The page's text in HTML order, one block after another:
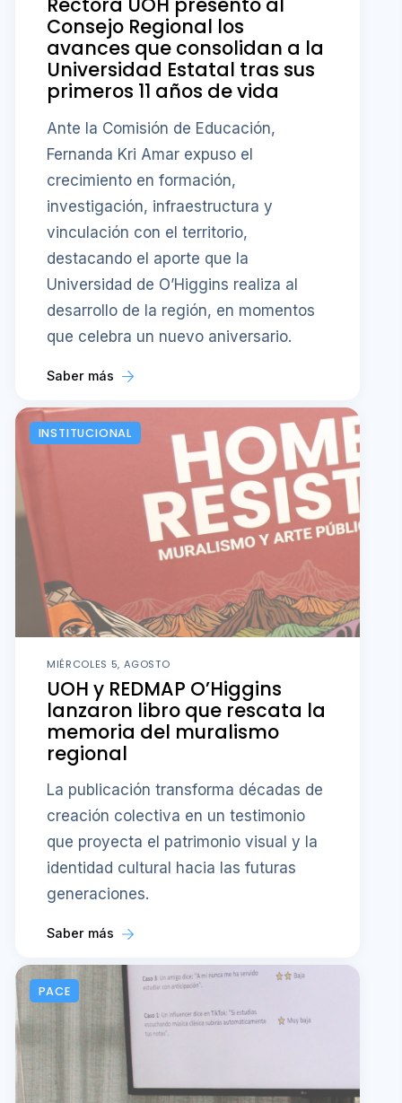
Consejo Regional los
avances que consolidan a la
Universidad Estatal tras sus
primeros 11 años de vida
Ante la Comisión de Educación,
Fernanda Kri Amar expuso el
crecimiento en formación,
investigación, infraestructura y
vinculación con el territorio,
destacando el aporte que la
Universidad de O’Higgins realiza al
desarrollo de la región, en momentos
que celebra un nuevo aniversario.
Saber más
INSTITUCIONAL
MIÉRCOLES 5, AGOSTO
UOH y REDMAP O’Higgins
lanzaron libro que rescata la
memoria del muralismo
regional
La publicación transforma décadas de
creación colectiva en un testimonio
que proyecta el patrimonio visual y la
identidad cultural hacia las futuras
generaciones.
Saber más
PACE